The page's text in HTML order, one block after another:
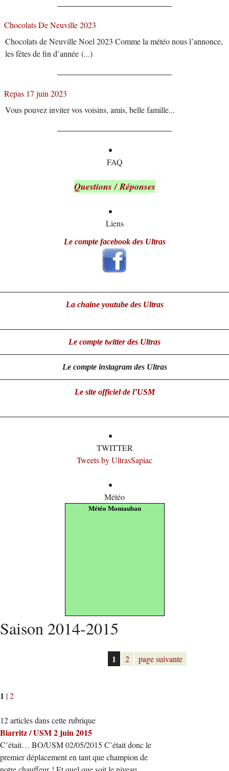
Chocolats De Neuville 2023
Chocolats de Neuville Noel 2023 Comme la météo nous l’annonce,
les fêtes de fin d’année (...)
Repas 17 juin 2023
Vous pouvez inviter vos voisins, amis, belle famille...
FAQ
Questions / Réponses
Liens
Le compte facebook des Ultras
La chaine youtube des Ultras
Le compte twitter des Ultras
Le compte instagram des Ultras
Le site officiel de l’USM
TWITTER
Tweets by UltrasSapiac
Météo
Météo Montauban
Saison 2014-2015
1 2 page suivante
1 |2
12 articles dans cette rubrique
Biarritz / USM 2 juin 2015
C’était… BO/USM 02/05/2015 C’était donc le
premier déplacement en tant que champion de